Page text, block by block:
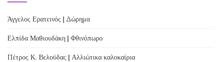
Άγγελος Ερατεινός | Δώρημα
Ελπίδα Μαθιουδάκη | Φθινόπωρο
Πέτρος Κ. Βελούδας | Αλλιώτικα καλοκαίρια